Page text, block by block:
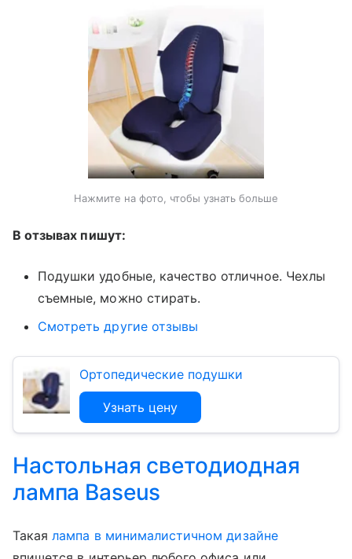
Нажмите на фото, чтобы узнать больше
В отзывах пишут:
Подушки удобные, качество отличное. Чехлы
съемные, можно стирать.
Смотреть другие отзывы
Ортопедические подушки
Узнать цену
Настольная светодиодная
лампа Baseus
Такаялампа в минималистичном дизайне